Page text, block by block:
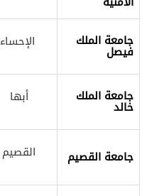
جامعة الملك
فيصل
الإحساء
جامعة الملك
خالد
أبها
جامعة القصيم القصيم